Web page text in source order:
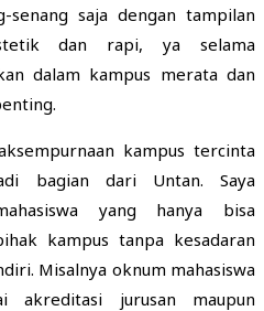
senang saja dengan tampilan
dan rapi, ya selama
dalam kampus merata dan
kampus tercinta
bagian dari Untan. Saya
yang hanya bisa
kampus tanpa kesadaran
Misalnya oknum mahasiswa
akreditasi jurusan maupun